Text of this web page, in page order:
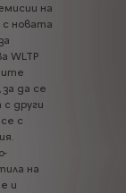
на
с новата
за
WLTP
за да се
с други
се с
на
и